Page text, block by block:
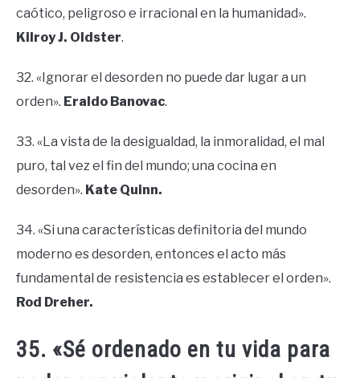
caótico, peligroso e irracional en la humanidad».
Kilroy J. Oldster.
32. «Ignorar el desorden no puede dar lugar a un
orden». Eraldo Banovac.
33. «La vista de la desigualdad, la inmoralidad, el mal
puro, tal vez el fin del mundo; una cocina en
desorden». Kate Quinn.
34. «Si una características definitoria del mundo
moderno es desorden, entonces el acto más
fundamental de resistencia es establecer el orden».
Rod Dreher.
35. «Sé ordenado en tu vida para